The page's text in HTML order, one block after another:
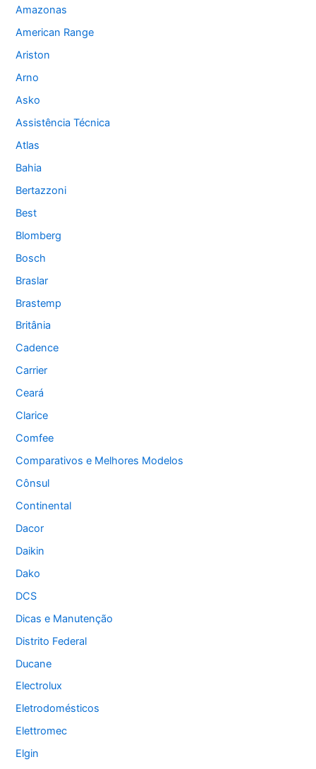
Amazonas
American Range
Ariston
Arno
Asko
Assistência Técnica
Atlas
Bahia
Bertazzoni
Best
Blomberg
Bosch
Braslar
Brastemp
Britânia
Cadence
Carrier
Ceará
Clarice
Comfee
Comparativos e Melhores Modelos
Cônsul
Continental
Dacor
Daikin
Dako
DCS
Dicas e Manutenção
Distrito Federal
Ducane
Electrolux
Eletrodomésticos
Elettromec
Elgin